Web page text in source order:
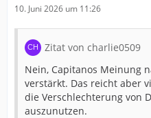
10. Juni 2026 um 11:26
Zitat von charlie0509
Nein, Capitanos Meinung
verstärkt. Das reicht aber
die Verschlechterung von
auszunutzen.